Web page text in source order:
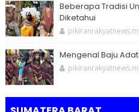
Beberapa Tradisi
Diketahui
Mengenal Baju